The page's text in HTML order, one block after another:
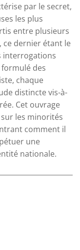
par le secret,
les plus
entre plusieurs
ce dernier étant le
interrogations
des
chaque
distincte vis-à-
Cet ouvrage
les minorités
comment il
une
nationale.